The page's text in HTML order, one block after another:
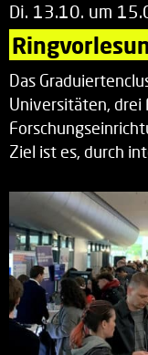
Di. 13.10. um
Das
Universitäten, drei
Ziel ist es, durch